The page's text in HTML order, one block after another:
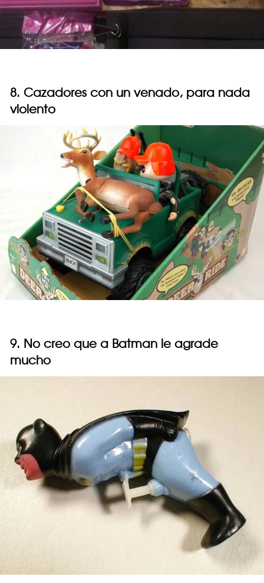
8. Cazadores con un venado, para nada
violento
9. No creo que a Batman le agrade
mucho